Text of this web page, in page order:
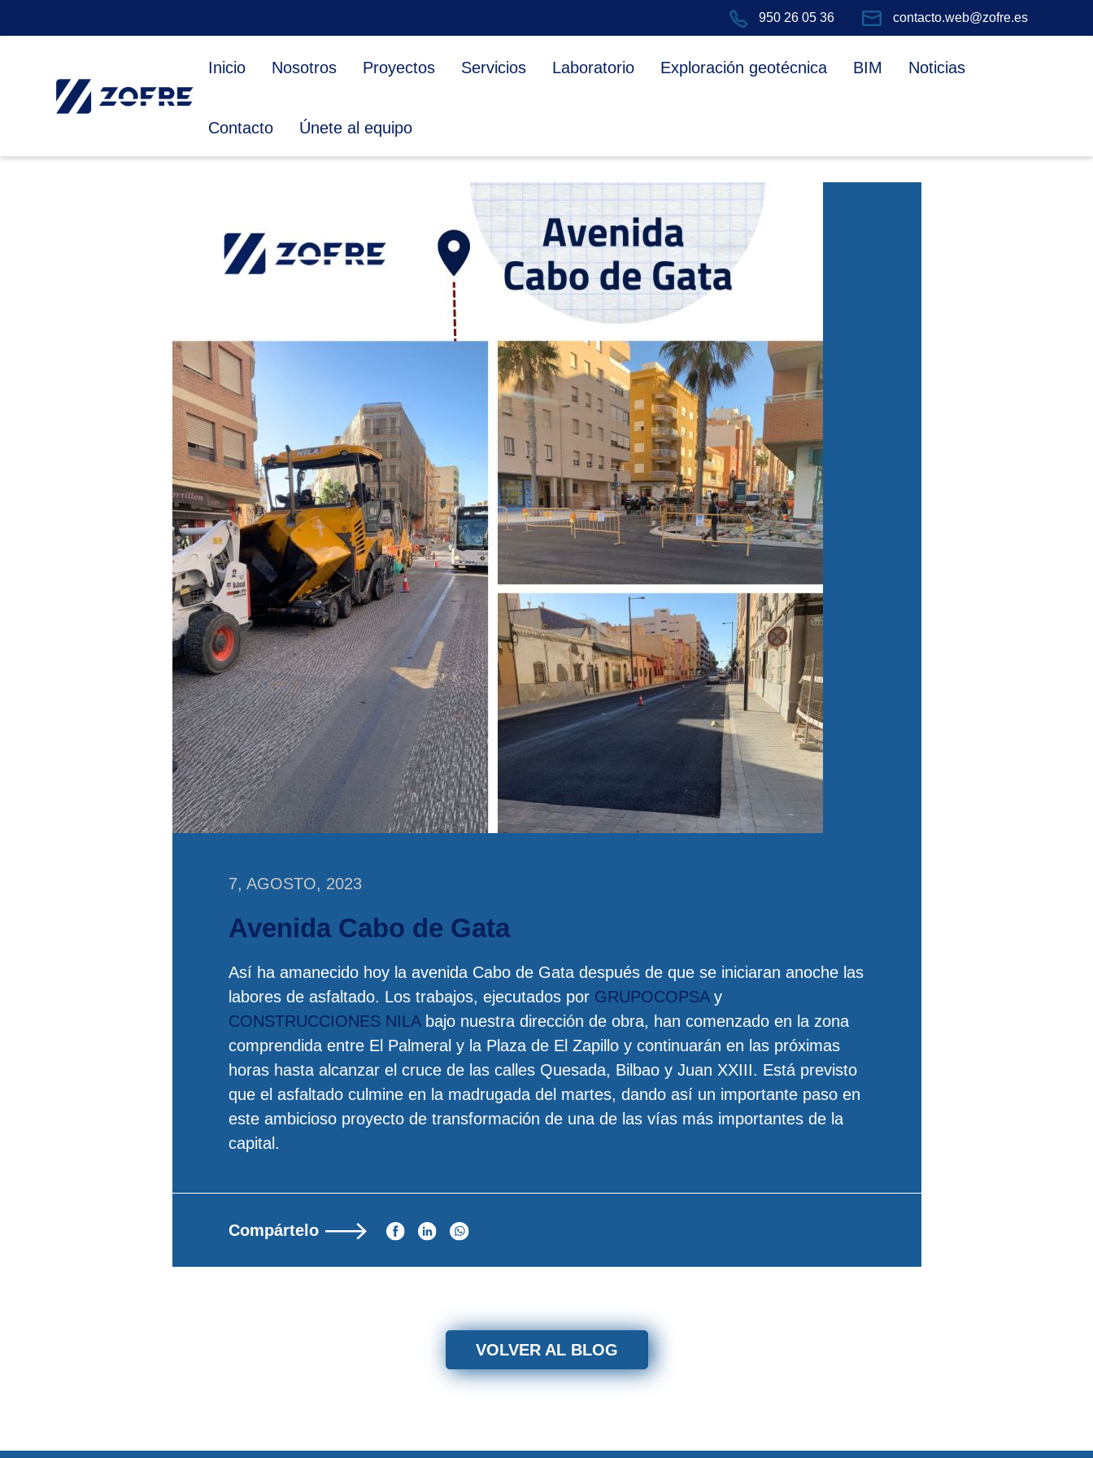
950 26 05 36 contacto.web@zofre.es
Inicio Nosotros Proyectos Servicios Laboratorio Exploración geotécnica BIM Noticias
Contacto Únete al equipo
7, AGOSTO, 2023
Avenida Cabo de Gata
Así ha amanecido hoy la avenida Cabo de Gata después de que se iniciaran anoche las
labores de asfaltado. Los trabajos, ejecutados por GRUPOCOPSAy
CONSTRUCCIONES NILAbajo nuestra dirección de obra, han comenzado en la zona
comprendida entre El Palmeral y la Plaza de El Zapillo y continuarán en las próximas
horas hasta alcanzar el cruce de las calles Quesada, Bilbao y Juan XXIII. Está previsto
que el asfaltado culmine en la madrugada del martes, dando así un importante paso en
este ambicioso proyecto de transformación de una de las vías más importantes de la
capital.
Compártelo
VOLVER AL BLOG